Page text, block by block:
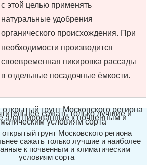
с этой целью применять
натуральные удобрения
органического происхождения. При
необходимости производится
своевременная пикировка рассады
в отдельные посадочные ёмкости.
грунт Московского региона
сажать только лучшие и наиболее
к почвенным и климатическим
условиям сорта